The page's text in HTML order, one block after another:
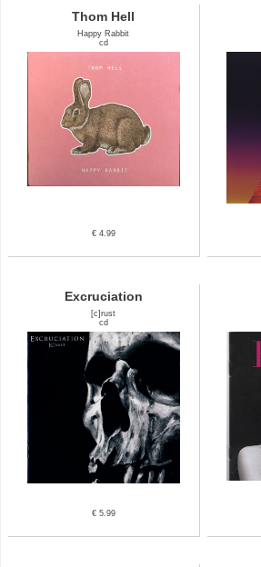
Thom Hell
Happy Rabbit
cd
€ 4.99
Excruciation
[c]rust
cd
€ 5.99